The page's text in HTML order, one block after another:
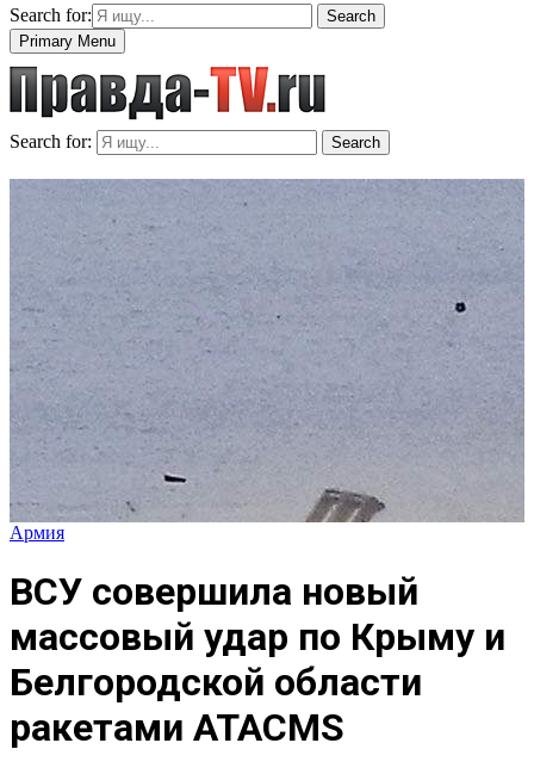
Search for:
Search
Primary Menu
Search for: Search
Армия
ВСУ совершила новый
массовый удар по Крыму и
Белгородской области
ракетами ATACMS